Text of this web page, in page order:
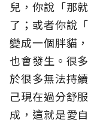
兒，你說「那
了；或者你說
變成一個胖貓
也會發生。很
於很多無法持
己現在過分舒
成，這就是愛